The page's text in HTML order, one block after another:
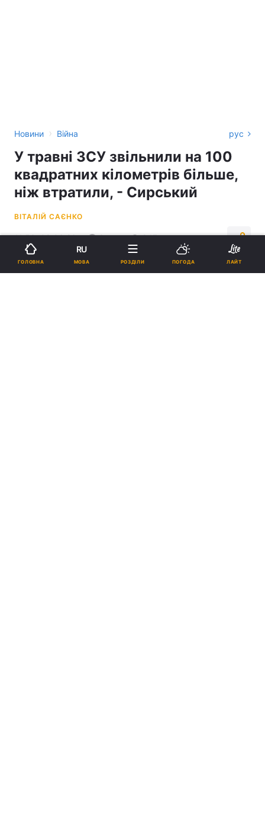
Новини › Війна рус
У травні ЗСУ звільнили на 100
квадратних кілометрів більше,
ніж втратили, - Сирський
ВІТАЛІЙ САЄНКО
11:53, 08.06.26 3 хв. 947
Підпишіться на нас в Google
ГОЛОВНА
RU
МОВА РОЗДІЛИ ПОГОДА ЛАЙТ